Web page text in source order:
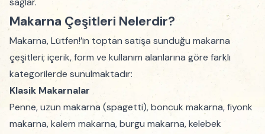
Makarna Çeşitleri Nelerdir?
Makarna, Lütfen!’in toptan satışa sunduğu makarna
çeşitleri; içerik, form ve kullanım alanlarına göre farklı
kategorilerde sunulmaktadır:
Klasik Makarnalar
Penne, uzun makarna (spagetti), boncuk makarna, fiyonk
makarna, kalem makarna, burgu makarna, kelebek